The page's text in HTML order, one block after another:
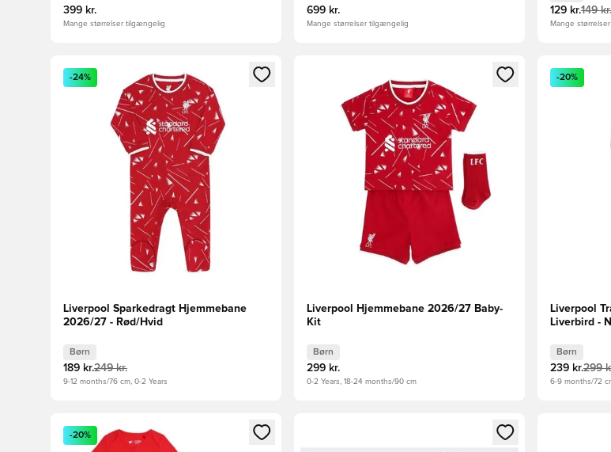
399 kr.
Mange størrelser tilgængelig
699 kr.
Mange størrelser tilgængelig
129 kr.149 kr.
Mange
Åbner en Modal til at logge ind eller tilmelde dig som medlem
-24%
Liverpool Sparkedragt Hjemmebane
2026/27 - Rød/Hvid
Børn
189 kr.249 kr.
9-12 months/76 cm, 0-2 Years
Åbner en Modal til at logge ind eller tilmelde dig som
Liverpool Hjemmebane 2026/27 Baby-
Kit
Børn
299 kr.
0-2 Years, 18-24 months/90 cm
Åbner en
-20%
Liverpool
Liverbird -
Børn
239 kr.299
6-9 months/72
Åbner en Modal til at logge ind eller tilmelde dig som medlem
-20%
Åbner en Modal til at logge ind eller tilmelde dig som
Åbner en